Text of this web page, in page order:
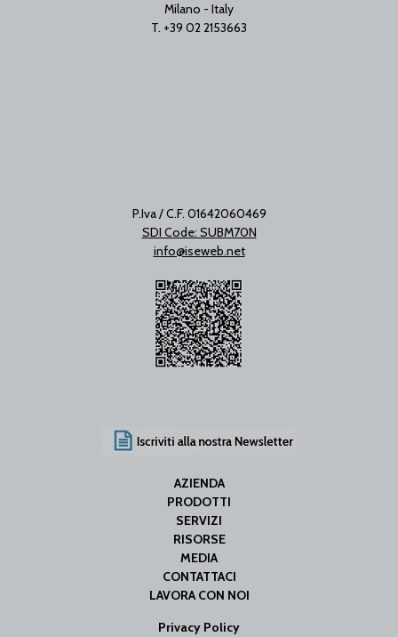
Milano - Italy
T. +39 02 2153663
P.Iva / C.F. 01642060469
SDI Code: SUBM70N
info@iseweb.net
AZIENDA
PRODOTTI
SERVIZI
RISORSE
MEDIA
CONTATTACI
LAVORA CON NOI
Privacy Policy